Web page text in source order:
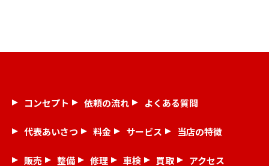
コンセプト 依頼の流れ よくある質問
代表あいさつ 料金 サービス 当店の特徴
販売 整備 修理 車検 買取 アクセス